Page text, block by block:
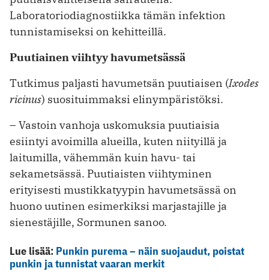
Laboratoriodiagnostiikka tämän infektion
tunnistamiseksi on kehitteillä.
Puutiainen viihtyy havumetsässä
Tutkimus paljasti havumetsän puutiaisen (Ixodes
ricinus) suosituimmaksi elinympäristöksi.
– Vastoin vanhoja uskomuksia puutiaisia
esiintyi avoimilla alueilla, kuten niityillä ja
laitumilla, vähemmän kuin havu- tai
sekametsässä. Puutiaisten viihtyminen
erityisesti mustikkatyypin havumetsässä on
huono uutinen esimerkiksi marjastajille ja
sienestäjille, Sormunen sanoo.
Lue lisää: Punkin purema – näin suojaudut, poistat
punkin ja tunnistat vaaran merkit